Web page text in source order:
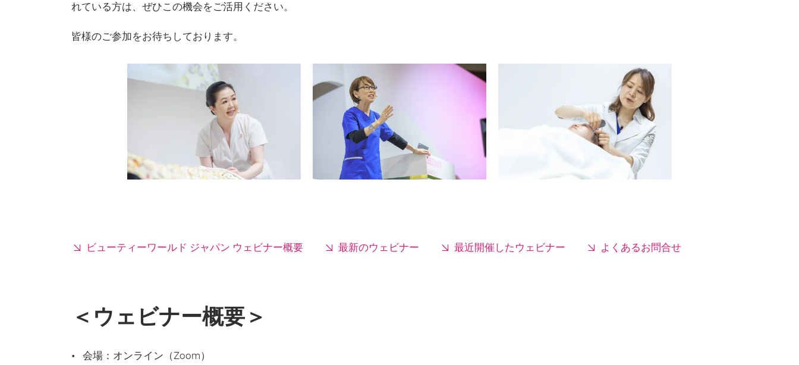
れている方は、ぜひこの機会をご活用ください。
皆様のご参加をお待ちしております。
ビューティーワールド ジャパン ウェビナー概要 最新のウェビナー 最近開催したウェビナー よくあるお問合せ
＜ウェビナー概要＞
会場：オンライン（Zoom）